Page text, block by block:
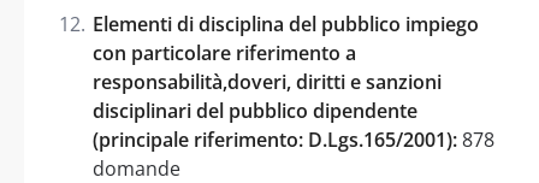
Elementi di disciplina del pubblico impiego
con particolare riferimento a
responsabilità,doveri, diritti e sanzioni
disciplinari del pubblico dipendente
(principale riferimento: D.Lgs.165/2001):878
domande